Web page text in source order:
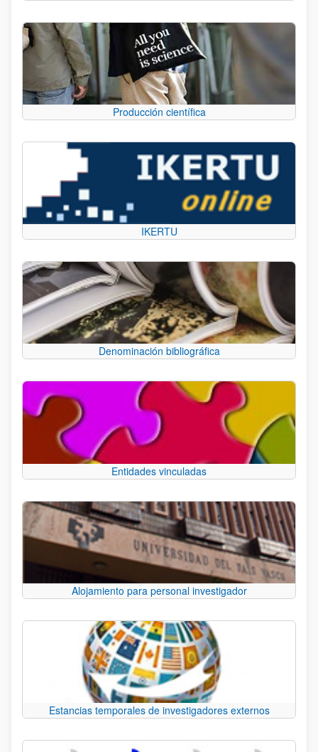
Producción científica
IKERTU
Denominación bibliográfica
Entidades vinculadas
Alojamiento para personal investigador
Estancias temporales de investigadores externos